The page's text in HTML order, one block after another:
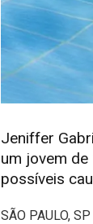
Jeniffer
um jovem
possíveis
SÃO PAULO,